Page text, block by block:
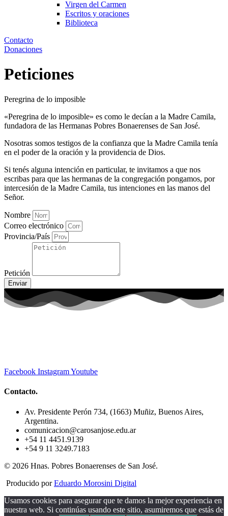
Virgen del Carmen
Escritos y oraciones
Biblioteca
Contacto
Donaciones
Peticiones
Peregrina de lo imposible ‌
«Peregrina de lo imposible» es como le decían a la Madre Camila,
fundadora de las Hermanas Pobres Bonaerenses de San José.
Nosotras somos testigos de la confianza que la Madre Camila tenía
en el poder de la oración y la providencia de Dios.
Si tenés alguna intención en particular, te invitamos a que nos
escribas para que las hermanas de la congregación pongamos, por
intercesión de la Madre Camila, tus intenciones en las manos del
Señor.
Nombre
Correo electrónico
Provincia/País
Petición
Enviar
Facebook InstagramYoutube
Contacto.
Av. Presidente Perón 734, (1663) Muñiz, Buenos Aires,
Argentina.
comunicacion@carosanjose.edu.ar
+54 11 4451.9139
+54 9 11 3249.7183
© 2026 Hnas. Pobres Bonaerenses de San José.
Producido porEduardo Morosini Digital
Usamos cookies para asegurar que te damos la mejor experiencia en
nuestra web. Si continúas usando este sitio, asumiremos que estás de